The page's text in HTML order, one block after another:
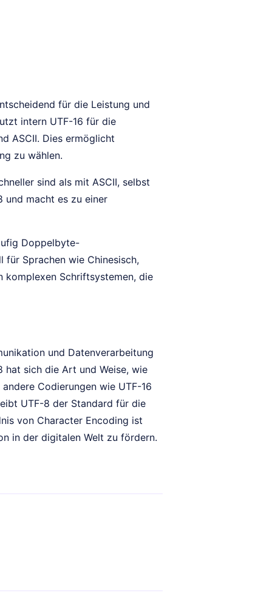
für die Leistung und
intern UTF-16 für die
ASCII. Dies ermöglicht
zu wählen.
sind als mit ASCII, selbst
und macht es zu einer
Doppelbyte-
für Sprachen wie Chinesisch,
komplexen Schriftsystemen, die
und Datenverarbeitung
sich die Art und Weise, wie
Codierungen wie UTF-16
UTF-8 der Standard für die
von Character Encoding ist
in der digitalen Welt zu fördern.